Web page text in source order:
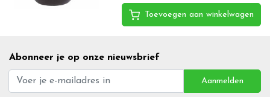
Toevoegen aan winkelwagen
Abonneer je op onze nieuwsbrief
Aanmelden